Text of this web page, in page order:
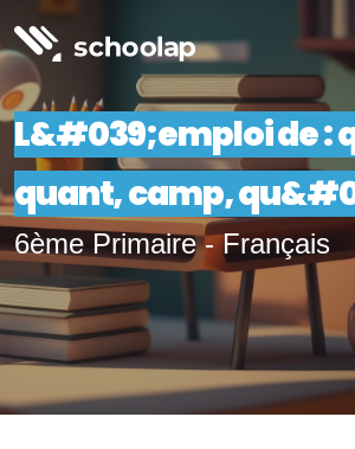
L&#039;emploi de :
quant, camp,
6ème Primaire - Français